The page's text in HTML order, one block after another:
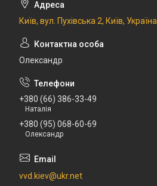
Київ, вул. Пухівська 2, Київ, Україна
Олександр
+380 (66) 386-33-49
Наталія
+380 (95) 068-60-69
Олександр
vvd.kiev@ukr.net